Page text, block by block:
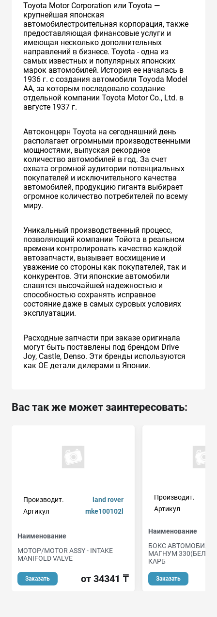
Toyota Motor Corporation или Toyota —
крупнейшая японская
автомобилестроительная корпорация, также
предоставляющая финансовые услуги и
имеющая несколько дополнительных
направлений в бизнесе. Toyota - одна из
самых известных и популярных японских
марок автомобилей. История ее началась в
1936 г. с создания автомобиля Toyoda Model
AA, за которым последовало создание
отдельной компании Toyota Motor Co., Ltd. в
августе 1937 г.
Автоконцерн Toyota на сегодняшний день
располагает огромными производственными
мощностями, выпуская рекордное
количество автомобилей в год. За счет
охвата огромной аудитории потенциальных
покупателей и исключительного качества
автомобилей, продукцию гиганта выбирает
огромное количество потребителей по всему
миру.
Уникальный производственный процесс,
позволяющий компании Тойота в реальном
времени контролировать качество каждой
автозапчасти, вызывает восхищение и
уважение со стороны как покупателей, так и
конкурентов. Эти японские автомобили
славятся высочайшей надежностью и
способностью сохранять исправное
состояние даже в самых суровых условиях
эксплуатации.
Расходные запчасти при заказе оригинала
могут быть поставлены под брендом Drive
Joy, Castle, Denso. Эти бренды используются
как ОЕ детали дилерами в Японии.
Вас так же может заинтересовать:
Производит.
land rover
Артикул
mke100102l
Наименование
МОТОР/MOTOR ASSY - INTAKE
MANIFOLD VALVE
Заказать от 34341 ₸
Производит.
Артикул
Наименование
БОКС
МАГНУМ
КАРБ
Заказать